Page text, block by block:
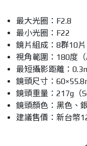
最大光圈：F2.8
最小光圈：F22
鏡片組成：8群10片
視角範圍：180度（
最短攝影距離：
鏡頭尺寸：
鏡頭重量：217g（
鏡頭顏色：黑色、
建議售價：新台幣